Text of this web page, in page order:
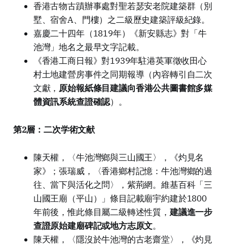
香港古物古蹟辦事處對聖若瑟安老院建築群（別
墅、宿舍A、門樓）之二級歷史建築評級紀錄。
嘉慶二十四年（1819年）《新安縣志》對「牛
池灣」地名之最早文字記載。
《香港工商日報》對1939年駐港英軍徵收田心
村土地建營房事件之同期報導（內容轉引自二次
文獻， 原始報紙條目建議向香港公共圖書館多媒
體資訊系統查證確認）。
第2層：二次学術文献
陳天權，〈牛池灣鄉與三山國王〉，《灼見名
家》；張瑞威，〈香港鄉村記憶：牛池灣鄉的過
往、當下與活化之問〉，紫荊網。維基百科「三
山國王廟（平山）」條目記載廟宇約建於1800
年前後，惟此條目屬二級轉述性質， 建議進一步
查證原始建廟碑記或地方志原文。
陳天權，〈隱沒於牛池灣的古老齋堂〉，《灼見